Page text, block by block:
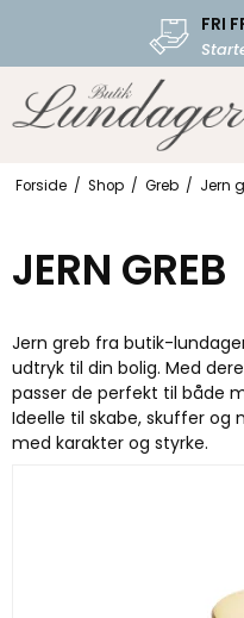
FRI
Forside / Shop / Greb / Jern
JERN GREB
Jern greb fra butik-
udtryk til din bolig. Med
passer de perfekt til både
Ideelle til skabe, skuffer og
med karakter og styrke.